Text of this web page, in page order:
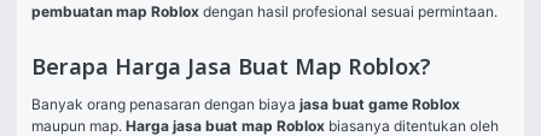
pembuatan map Roblox dengan hasil profesional sesuai permintaan.
Berapa Harga Jasa Buat Map Roblox?
Banyak orang penasaran dengan biaya jasa buat game Roblox
maupun map. Harga jasa buat map Roblox biasanya ditentukan oleh